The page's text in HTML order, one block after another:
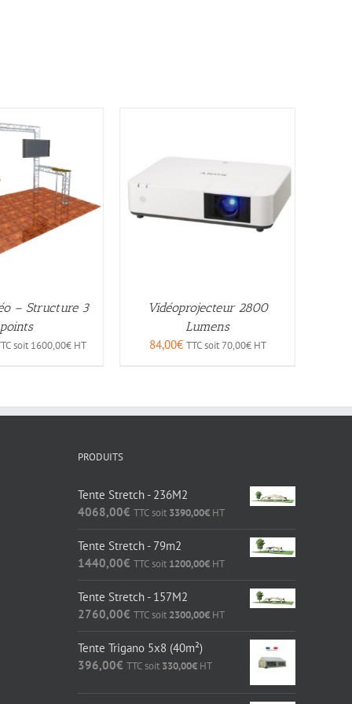
– Structure 3
points
soit 1600,00€HT
Vidéoprojecteur 2800
Lumens
84,00€ TTC soit70,00€HT
PRODUITS
Tente Stretch - 236M2
4068,00€ TTC soit 3390,00€HT
Tente Stretch - 79m2
1440,00€ TTC soit 1200,00€HT
Tente Stretch - 157M2
2760,00€ TTC soit 2300,00€HT
Tente Trigano 5x8 (40m²)
396,00€ TTC soit 330,00€HT